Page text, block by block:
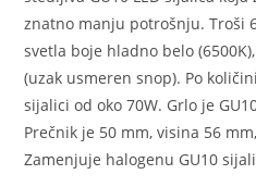
znatno manju potrošnju. Troši
svetla boje hladno belo
(uzak usmeren snop). Po
sijalici od oko 70W. Grlo je
Prečnik je 50 mm, visina 56
Zamenjuje halogenu GU10